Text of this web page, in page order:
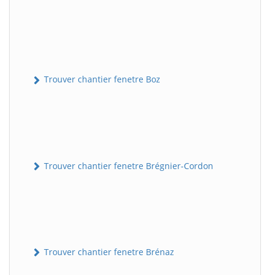
Trouver chantier fenetre Boz
Trouver chantier fenetre Brégnier-Cordon
Trouver chantier fenetre Brénaz